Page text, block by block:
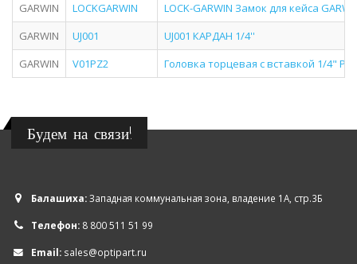
GARWIN
LOCKGARWIN
LOCK-GARWIN Замок для кейса
GARWIN
UJ001
UJ001 КАРДАН 1/4''
GARWIN
V01PZ2 Головка торцевая с вставкой 1/4" PZ2
Будем на связи!
Балашиха:Западная коммунальная зона, владение 1А, стр.3Б
Телефон: 8 800 511 51 99
Email: sales@optipart.ru